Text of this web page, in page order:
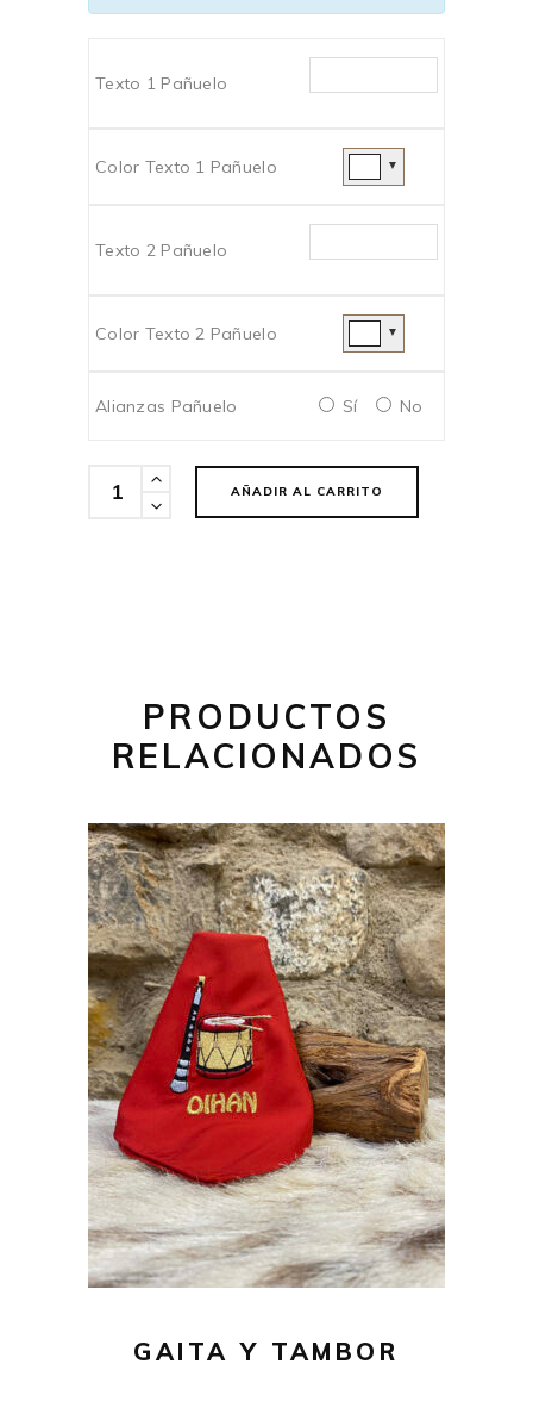
Texto 1 Pañuelo
Color Texto 1 Pañuelo ▼
Texto 2 Pañuelo
Color Texto 2 Pañuelo ▼
Alianzas Pañuelo Sí No
Cantidad
AÑADIR AL CARRITO
PRODUCTOS
RELACIONADOS
20,00€
AÑADIR AL CARRITO
GAITA Y TAMBOR